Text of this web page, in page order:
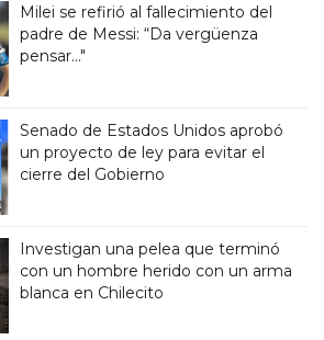
Milei se refirió al fallecimiento del
padre de Messi: “Da vergüenza
pensar..."
Senado de Estados Unidos aprobó
un proyecto de ley para evitar el
cierre del Gobierno
Investigan una pelea que terminó
con un hombre herido con un arma
blanca en Chilecito